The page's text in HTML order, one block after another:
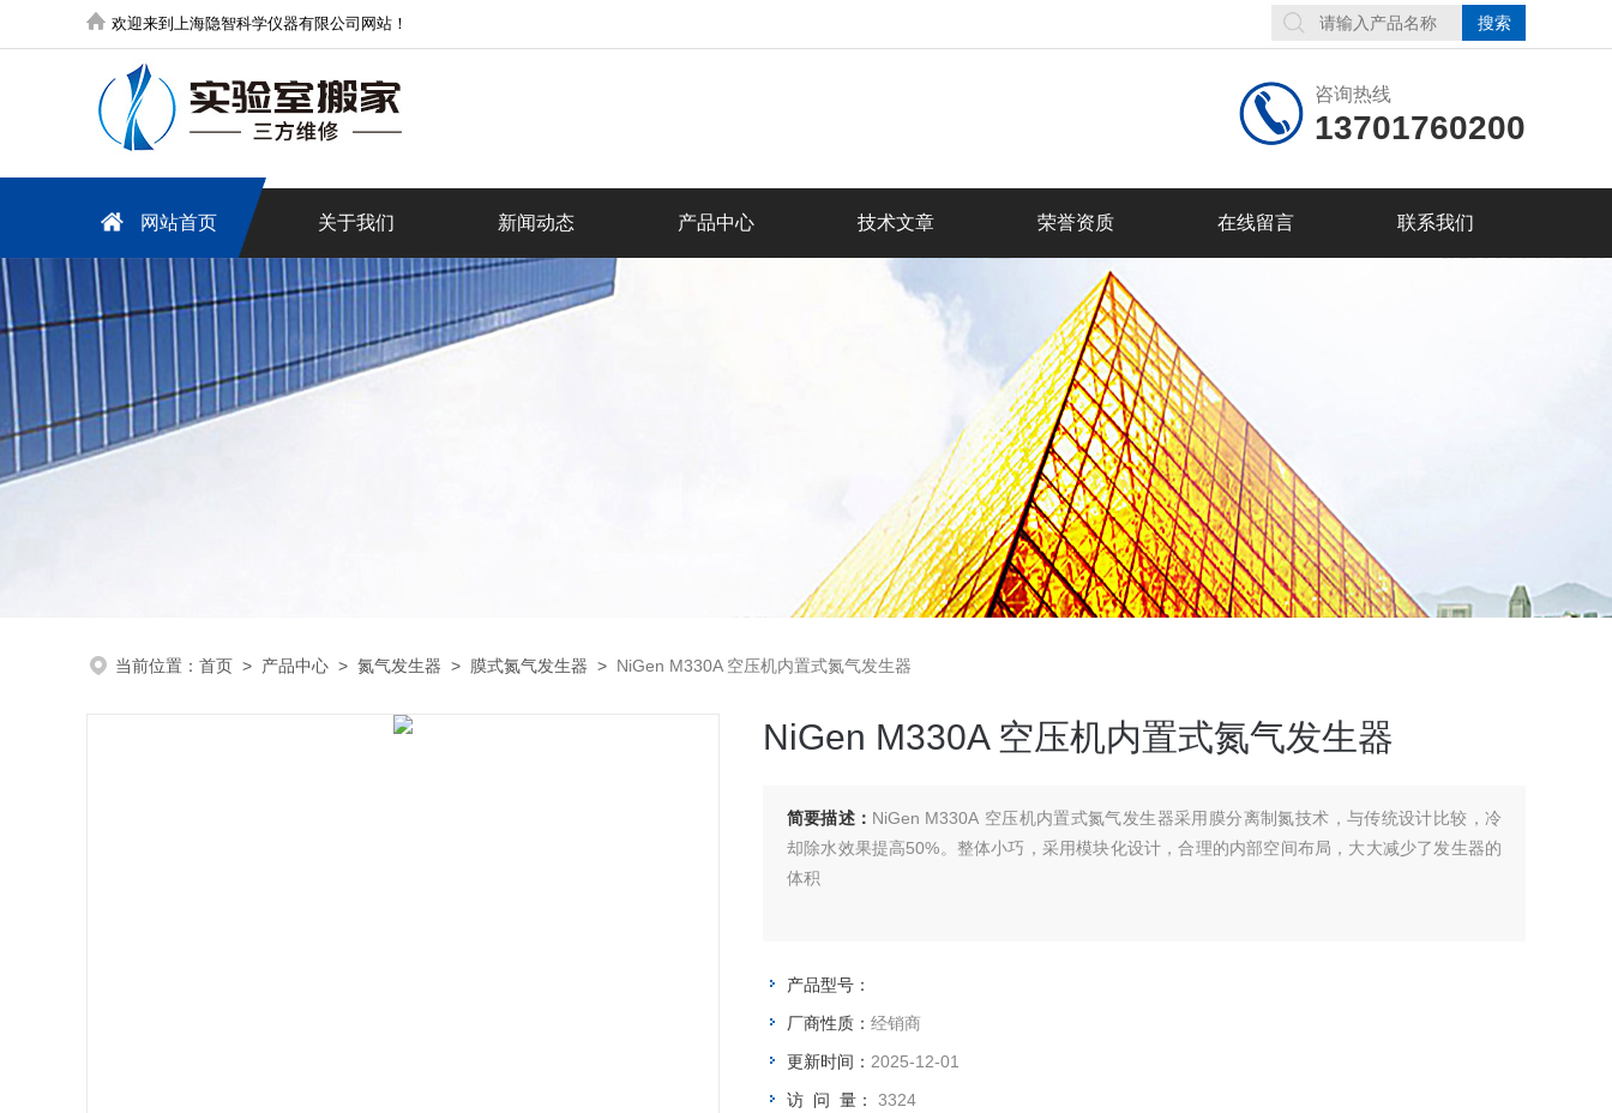
欢迎来到上海隐智科学仪器有限公司网站！
咨询热线
13701760200
网站首页 关于我们 新闻动态 产品中心 技术文章 荣誉资质 在线留言 联系我们
当前位置： 首页 > 产品中心 > 氮气发生器 > 膜式氮气发生器 > NiGen M330A 空压机内置式氮气发生器
NiGen M330A 空压机内置式氮气发生器
简要描述： NiGen M330A 空压机内置式氮气发生器采用膜分离制氮技术，与传统设计比较，冷
却除水效果提高50%。整体小巧，采用模块化设计，合理的内部空间布局，大大减少了发生器的
体积
产品型号：
厂商性质： 经销商
更新时间： 2025-12-01
访 问 量： 3324